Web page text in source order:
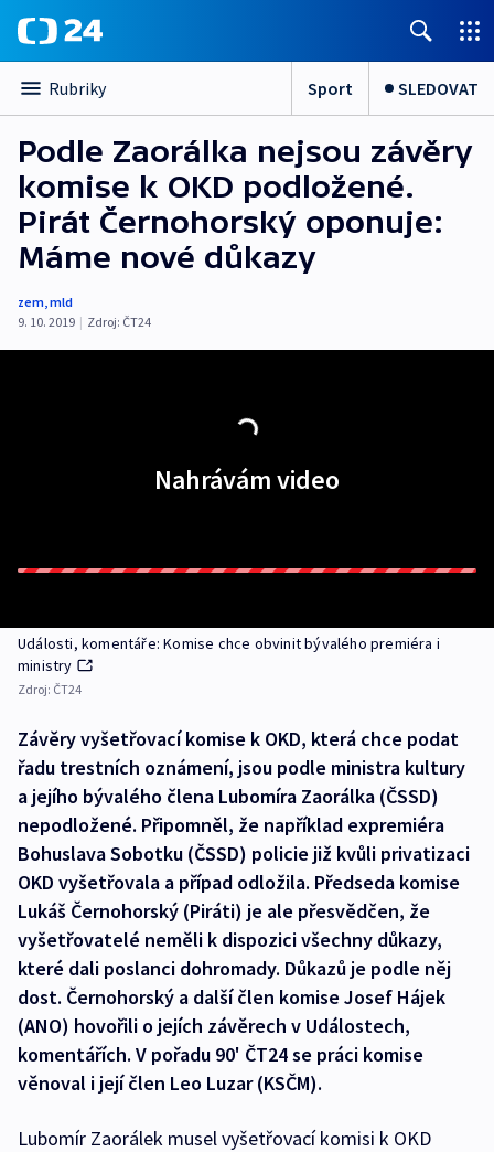
Rubriky Sport SLEDOVAT
Podle Zaorálka nejsou závěry
komise k OKD podložené.
Pirát Černohorský oponuje:
Máme nové důkazy
zem,mld
9. 10. 2019 | Zdroj: ČT24
Nahrávám video
Události, komentáře: Komise chce obvinit bývalého premiéra i
ministry
Zdroj: ČT24
Závěry vyšetřovací komise k OKD, která chce podat
řadu trestních oznámení, jsou podle ministra kultury
a jejího bývalého člena Lubomíra Zaorálka (ČSSD)
nepodložené. Připomněl, že například expremiéra
Bohuslava Sobotku (ČSSD) policie již kvůli privatizaci
OKD vyšetřovala a případ odložila. Předseda komise
Lukáš Černohorský (Piráti) je ale přesvědčen, že
vyšetřovatelé neměli k dispozici všechny důkazy,
které dali poslanci dohromady. Důkazů je podle něj
dost. Černohorský a další člen komise Josef Hájek
(ANO) hovořili o jejích závěrech v Událostech,
komentářích. V pořadu 90' ČT24 se práci komise
věnoval i její člen Leo Luzar (KSČM).
Lubomír Zaorálek musel vyšetřovací komisi k OKD